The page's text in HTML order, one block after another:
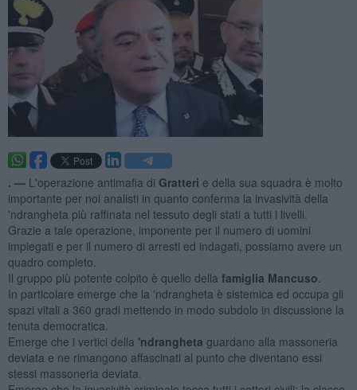
. — L'operazione antimafia di Gratteri e della sua squadra è molto
importante per noi analisti in quanto conferma la invasività della
'ndrangheta più raffinata nel tessuto degli stati a tutti i livelli.
Grazie a tale operazione, imponente per il numero di uomini
impiegati e per il numero di arresti ed indagati, possiamo avere un
quadro completo.
Il gruppo più potente colpito è quello della famiglia Mancuso
In particolare emerge che la 'ndrangheta è sistemica ed occupa gli
spazi vitali a 360 gradi mettendo in modo subdolo in discussione la
tenuta democratica.
Emerge che i vertici della 'ndrangheta guardano alla massoneria
deviata e ne rimangono affascinati al punto che diventano essi
stessi massoneria deviata.